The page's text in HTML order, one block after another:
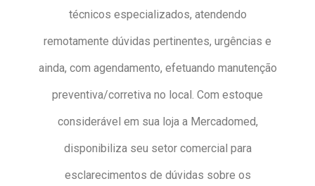
técnicos especializados, atendendo
remotamente dúvidas pertinentes, urgências e
ainda, com agendamento, efetuando manutenção
preventiva/corretiva no local. Com estoque
considerável em sua loja a Mercadomed,
disponibiliza seu setor comercial para
esclarecimentos de dúvidas sobre os